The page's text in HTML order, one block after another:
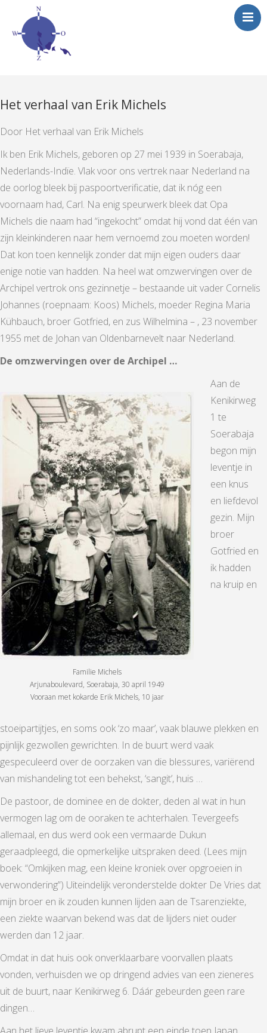
Het verhaal van Erik Michels
Door Het verhaal van Erik Michels
Ik ben Erik Michels, geboren op 27 mei 1939 in Soerabaja,
Nederlands-Indïe. Vlak voor ons vertrek naar Nederland na
de oorlog bleek bij paspoortverificatie, dat ik nóg een
voornaam had, Carl. Na enig speurwerk bleek dat Opa
Michels die naam had “ingekocht” omdat hij vond dat één van
zijn kleinkinderen naar hem vernoemd zou moeten worden!
Dat kon toen kennelijk zonder dat mijn eigen ouders daar
enige notie van hadden. Na heel wat omzwervingen over de
Archipel vertrok ons gezinnetje – bestaande uit vader Cornelis
Johannes (roepnaam: Koos) Michels, moeder Regina Maria
Kühbauch, broer Gotfried, en zus Wilhelmina – , 23 november
1955 met de Johan van Oldenbarnevelt naar Nederland.
De omzwervingen over de Archipel …
Familie Michels
Arjunaboulevard, Soerabaja, 30 april 1949
Vooraan met kokarde Erik Michels, 10 jaar
Aan de
Kenikirweg
1 te
Soerabaja
begon mijn
leventje in
een knus
en liefdevol
gezin. Mijn
broer
Gotfried en
ik hadden
na kruip en
stoeipartijtjes, en soms ook ‘zo maar’, vaak blauwe plekken en
pijnlijk gezwollen gewrichten. In de buurt werd vaak
gespeculeerd over de oorzaken van die blessures, variërend
van mishandeling tot een behekst, ‘sangit’, huis …
De pastoor, de dominee en de dokter, deden al wat in hun
vermogen lag om de ooraken te achterhalen. Tevergeefs
allemaal, en dus werd ook een vermaarde Dukun
geraadpleegd, die opmerkelijke uitspraken deed. (Lees mijn
boek: “Omkijken mag, een kleine kroniek over opgroeien in
verwondering”) Uiteindelijk veronderstelde dokter De Vries dat
mijn broer en ik zouden kunnen lijden aan de Tsarenziekte,
een ziekte waarvan bekend was dat de lijders niet ouder
werden dan 12 jaar.
Omdat in dat huis ook onverklaarbare voorvallen plaats
vonden, verhuisden we op dringend advies van een zieneres
uit de buurt, naar Kenikirweg 6. Dáár gebeurden geen rare
dingen…